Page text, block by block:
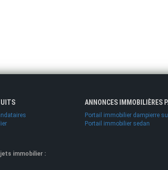
immobilier :
ANNONCES IMMOBILIÈRES
Portail immobilier dampierre
Portail immobilier sedan